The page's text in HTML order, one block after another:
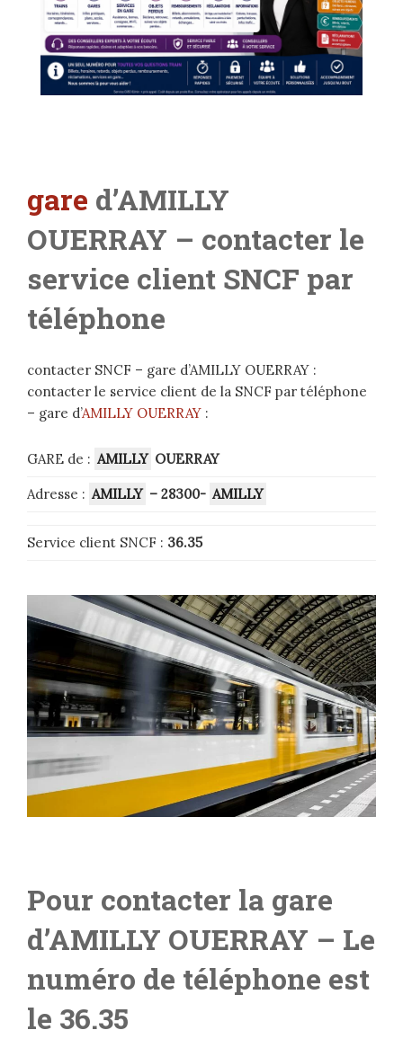
gare d’AMILLY
OUERRAY – contacter le
service client SNCF par
téléphone
contacter SNCF – gare d’AMILLY OUERRAY :
contacter le service client de la SNCF par téléphone
– gare d’AMILLY OUERRAY :
GARE de : AMILLY OUERRAY
Adresse : AMILLY – 28300- AMILLY
Service client SNCF : 36.35
Pour contacter la gare
d’AMILLY OUERRAY – Le
numéro de téléphone est
le 36.35